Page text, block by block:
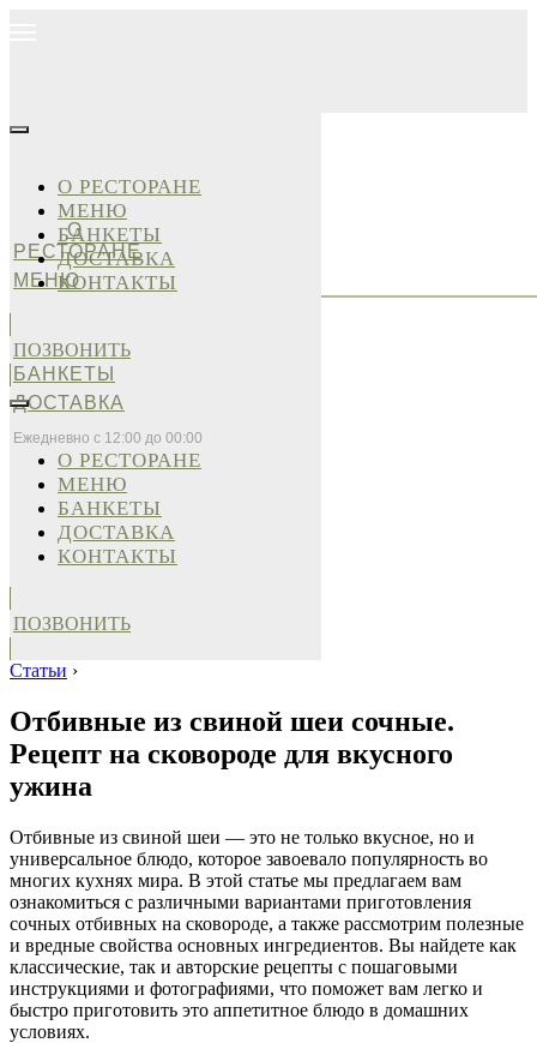
О
РЕСТОРАНЕ
МЕНЮ
БАНКЕТЫ
ДОСТАВКА
Ежедневно с 12:00 до 00:00
О РЕСТОРАНЕ
МЕНЮ
БАНКЕТЫ
ДОСТАВКА
КОНТАКТЫ
ПОЗВОНИТЬ
О РЕСТОРАНЕ
МЕНЮ
БАНКЕТЫ
ДОСТАВКА
КОНТАКТЫ
ПОЗВОНИТЬ
Статьи ›
Отбивные из свиной шеи сочные.
Рецепт на сковороде для вкусного
ужина
Отбивные из свиной шеи — это не только вкусное, но и
универсальное блюдо, которое завоевало популярность во
многих кухнях мира. В этой статье мы предлагаем вам
ознакомиться с различными вариантами приготовления
сочных отбивных на сковороде, а также рассмотрим полезные
и вредные свойства основных ингредиентов. Вы найдете как
классические, так и авторские рецепты с пошаговыми
инструкциями и фотографиями, что поможет вам легко и
быстро приготовить это аппетитное блюдо в домашних
условиях.